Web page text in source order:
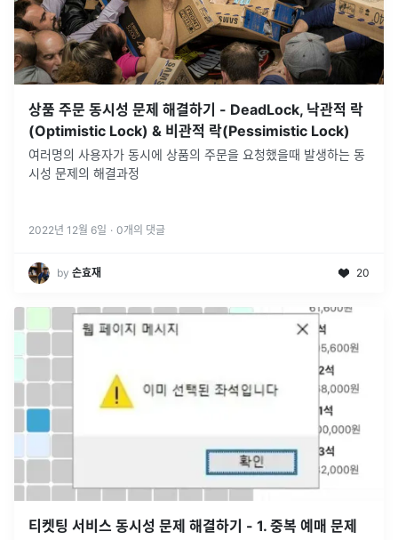
상품 주문 동시성 문제 해결하기 - DeadLock, 낙관적 락
(Optimistic Lock) & 비관적 락(Pessimistic Lock)
여러명의 사용자가 동시에 상품의 주문을 요청했을때 발생하는 동
시성 문제의 해결과정
2022년 12월 6일 · 0개의 댓글
by 손효재 20
티켓팅 서비스 동시성 문제 해결하기 - 1. 중복 예매 문제